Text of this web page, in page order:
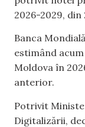
2026-2029, din
Banca
estimând
Moldova în
anterior.
Potrivit
Digitalizării,